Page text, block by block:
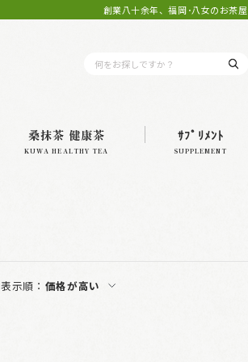
創業八十余年、福岡･八女のお茶屋
桑抹茶 健康茶
KUWA HEALTHY TEA
ｻﾌﾟﾘﾒﾝﾄ
SUPPLEMENT
表示順： 価格が高い